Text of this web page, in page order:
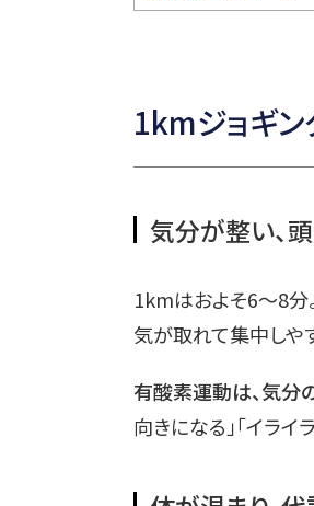
1kmジョギン
気分が整い、
1kmはおよそ6〜8分
気が取れて集中しや
有酸素運動は、気分
向きになる」「イライ